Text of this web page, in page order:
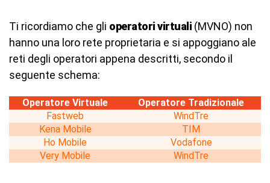
Ti ricordiamo che gli operatori virtuali (MVNO) non
hanno una loro rete proprietaria e si appoggiano ale
reti degli operatori appena descritti, secondo il
seguente schema:
Operatore Virtuale
Operatore Tradizionale
Fastweb
WindTre
Kena Mobile
TIM
Ho Mobile
Vodafone
Very Mobile
WindTre